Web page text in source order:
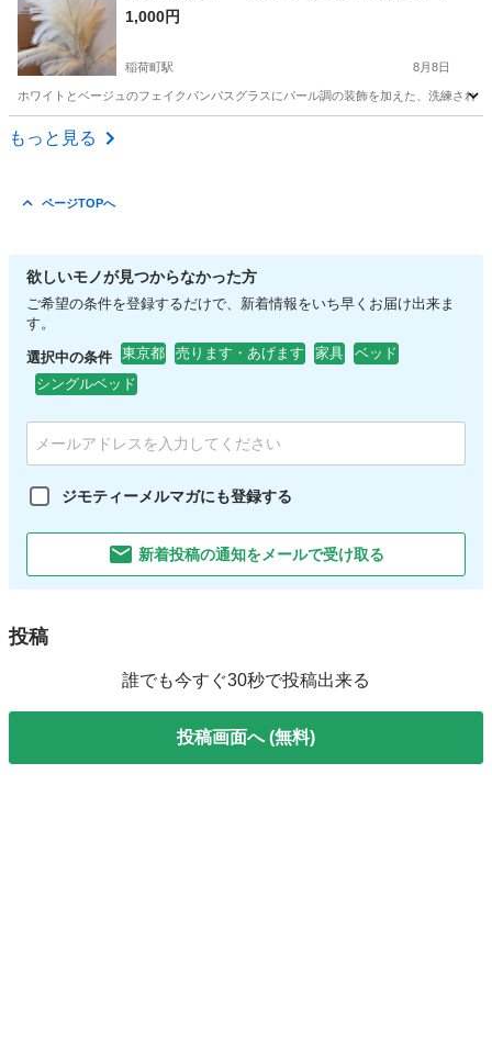
1,000円
稲荷町駅 8月8日
ホワイトとベージュのフェイクパンパスグラスにパール調の装飾を加えた、洗練され
東京 台東区
もっと見る
ページTOPへ
欲しいモノが見つからなかった方
ご希望の条件を登録するだけで、新着情報をいち早くお届け出来ま
す。
選択中の条件 東京都 売ります・あげます 家具
ベッド
シングルベッド
ジモティーメルマガにも登録する
新着投稿の通知をメールで受け取る
投稿
誰でも今すぐ30秒で投稿出来る
投稿画面へ (無料)